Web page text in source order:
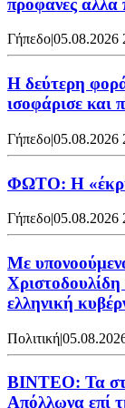
Γήπεδο|05.08.2026
Η δεύτερη
ισοφάρισε και
Γήπεδο|05.08.2026
ΦΩΤΟ: Η
Γήπεδο|05.08.2026
Με
ελληνική
Πολιτική|
ΒΙΝΤΕΟ: Τα
Απόλλωνα επί